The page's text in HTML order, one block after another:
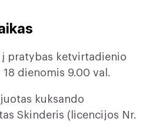
pratybas ketvirtadienio
dienomis 9.00 val.
kuksando
Skinderis (licencijos Nr.